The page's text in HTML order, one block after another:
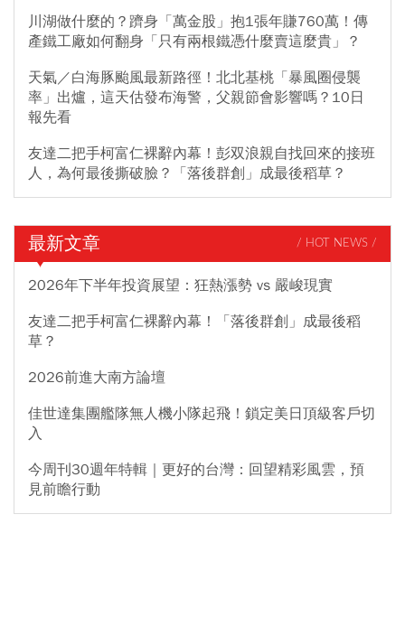
川湖做什麼的？躋身「萬金股」抱1張年賺760萬！傳
產鐵工廠如何翻身「只有兩根鐵憑什麼賣這麼貴」？
天氣／白海豚颱風最新路徑！北北基桃「暴風圈侵襲
率」出爐，這天估發布海警，父親節會影響嗎？10日
報先看
友達二把手柯富仁裸辭內幕！彭双浪親自找回來的接班
人，為何最後撕破臉？「落後群創」成最後稻草？
最新文章 / HOT NEWS /
2026年下半年投資展望：狂熱漲勢 vs 嚴峻現實
友達二把手柯富仁裸辭內幕！「落後群創」成最後稻
草？
2026前進大南方論壇
佳世達集團艦隊無人機小隊起飛！鎖定美日頂級客戶切
入
今周刊30週年特輯｜更好的台灣：回望精彩風雲，預
見前瞻行動